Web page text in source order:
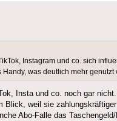
Instagram und co. sich
was deutlich mehr
Insta und co. noch gar
Blick, weil sie
Abo-Falle das